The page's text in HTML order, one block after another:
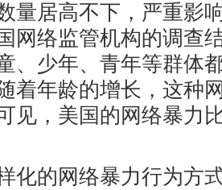
量居高不下，严重影
网络监管机构的调查
、少年、青年等群体
着年龄的增长，这种
见，美国的网络暴力
的网络暴力行为方